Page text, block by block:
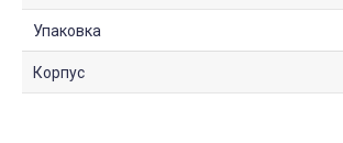
Упаковка
Корпус